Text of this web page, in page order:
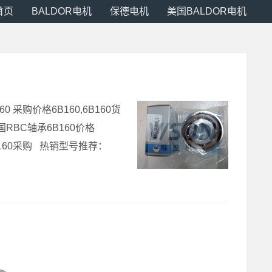
页 BALDOR电机 保德电机 美国BALDOR电机
采购价格6B160,6B160货
RBC轴承6B160价格
采购 热销型号推荐：